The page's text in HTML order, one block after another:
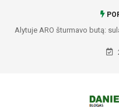
Alytuje ARO šturmavo butą:
Seirijuose – įtariami